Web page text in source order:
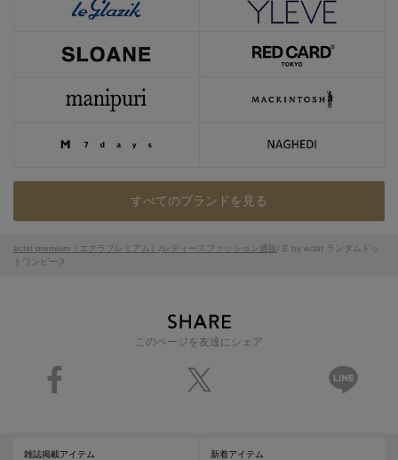
このページを友達にシェア
すべてのブランドを見る
eclat premium（エクラプレミアム） / レディースファッション通販/ E by eclat ランダムドッ
トワンピース
雑誌掲載アイテム 新着アイテム